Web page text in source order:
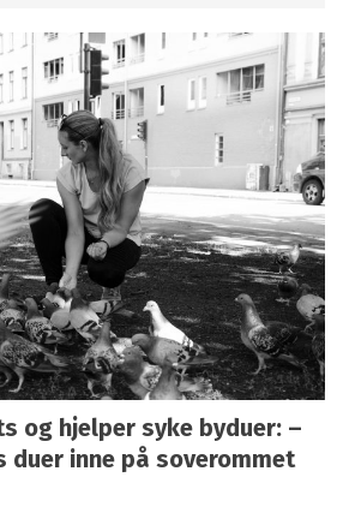
og hjelper syke byduer: –
duer inne på soverommet